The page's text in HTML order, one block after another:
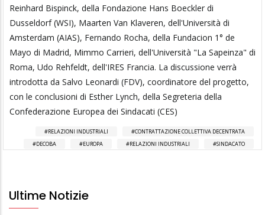
Reinhard Bispinck, della Fondazione Hans Boeckler di
Dusseldorf (WSI), Maarten Van Klaveren, dell'Università di
Amsterdam (AIAS), Fernando Rocha, della Fundacion 1° de
Mayo di Madrid, Mimmo Carrieri, dell'Università "La Sapeinza" di
Roma, Udo Rehfeldt, dell'IRES Francia. La discussione verrà
introdotta da Salvo Leonardi (FDV), coordinatore del progetto,
con le conclusioni di Esther Lynch, della Segreteria della
Confederazione Europea dei Sindacati (CES)
RELAZIONI INDUSTRIALI
CONTRATTAZIONE COLLETTIVA DECENTRATA
DECOBA
EUROPA RELAZIONI INDUSTRIALI SINDACATO
Ultime Notizie